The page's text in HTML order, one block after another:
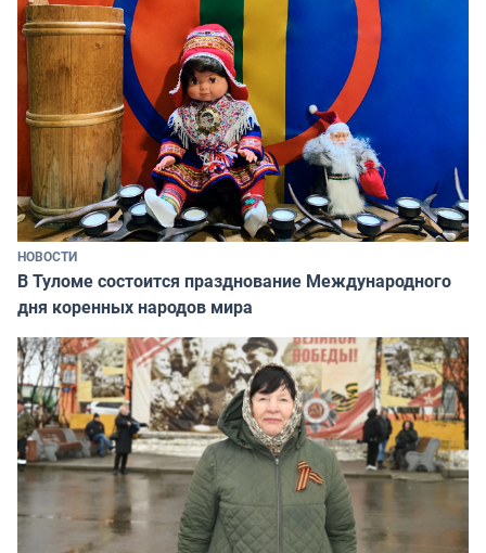
НОВОСТИ
В Туломе состоится празднование Международного
дня коренных народов мира